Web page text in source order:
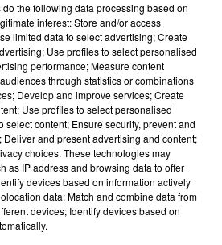
19 sec)
des Hautes-Pyrénées
do the following data processing based on
interest: Store and/or access
limited data to select advertising; Create
Use profiles to select personalised
performance; Measure content
through statistics or combinations
Develop and improve services; Create
Use profiles to select personalised
select content; Ensure security, prevent and
Deliver and present advertising and content;
choices. These technologies may
as IP address and browsing data to offer
devices based on information actively
data; Match and combine data from
devices; Identify devices based on